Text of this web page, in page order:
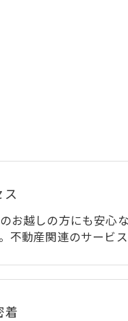
ス
お越しの方にも安心
不動産関連のサービ
着